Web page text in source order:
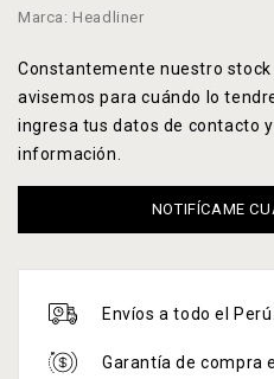
Marca: Headliner
Constantemente nuestro
avisemos para cuándo lo
ingresa tus datos de contacto
información.
NOTIFÍCAME
Envíos a todo el Perú.
Garantía de compra